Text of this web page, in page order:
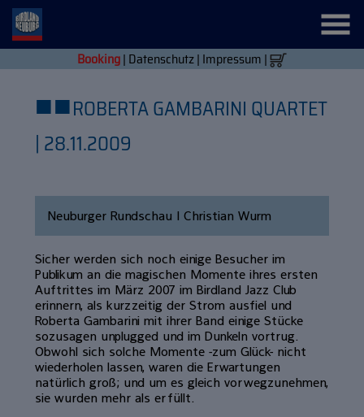
Booking| Datenschutz| Impressum |
■■ROBERTA GAMBARINI QUARTET
| 28.11.2009
Neuburger Rundschau | Christian Wurm
Sicher werden sich noch einige Besucher im
Publikum an die magischen Momente ihres ersten
Auftrittes im März 2007 im Birdland Jazz Club
erinnern, als kurzzeitig der Strom ausfiel und
Roberta Gambarini mit ihrer Band einige Stücke
sozusagen unplugged und im Dunkeln vortrug.
Obwohl sich solche Momente -zum Glück- nicht
wiederholen lassen, waren die Erwartungen
natürlich groß; und um es gleich vorwegzunehmen,
sie wurden mehr als erfüllt.